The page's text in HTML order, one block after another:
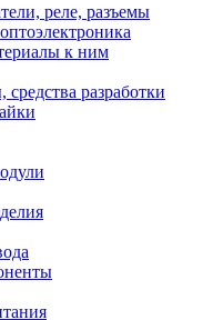
реле, разъемы
к ним
разработки